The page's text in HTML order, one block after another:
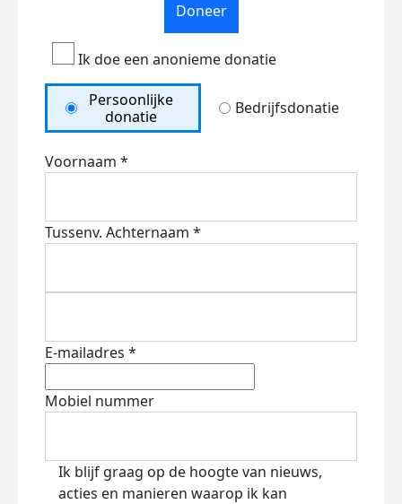
Doneer
Ik doe een anonieme donatie
Persoonlijke
donatie
Bedrijfsdonatie
Voornaam *
Tussenv. Achternaam *
E-mailadres *
Mobiel nummer
Ik blijf graag op de hoogte van nieuws,
acties en manieren waarop ik kan